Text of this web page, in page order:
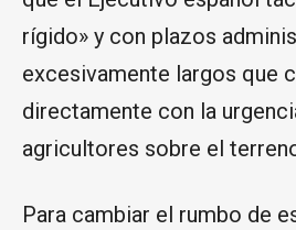
rígido» y con plazos
excesivamente largos que
directamente con la
agricultores sobre el
Para cambiar el rumbo de